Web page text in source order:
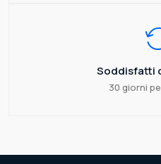
Soddisfatti
30 giorni